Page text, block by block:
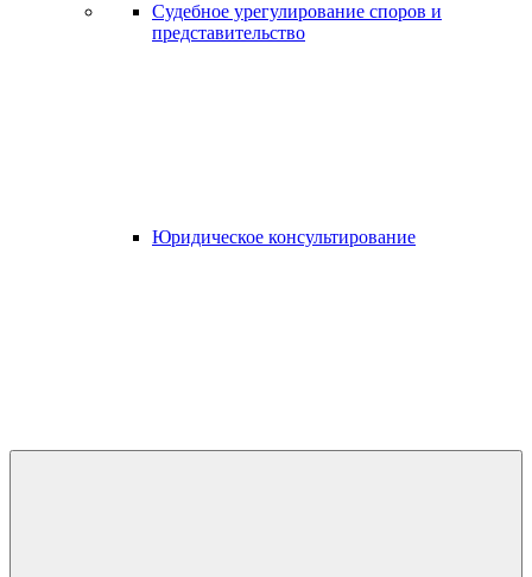
Судебное урегулирование споров и
представительство
Юридическое консультирование